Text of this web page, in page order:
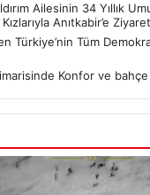
Ailesinin 34 Yıllık
Anıtkabir’e Ziyaret
Türkiye’nin Tüm
Konfor ve bahçe